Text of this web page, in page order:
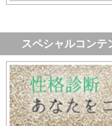
スペシャルコンテ